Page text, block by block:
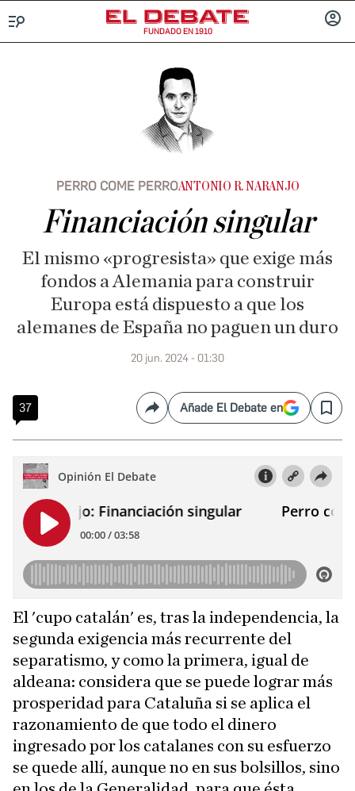
FUNDADO EN 1910
PERRO COME PERROANTONIO R. NARANJO
Financiación singular
El mismo «progresista» que exige más
fondos a Alemania para construir
Europa está dispuesto a que los
alemanes de España no paguen un duro
20 jun. 2024 - 01:30
37 CompartirAñade El Debate en Save
El 'cupo catalán' es, tras la independencia, la
segunda exigencia más recurrente del
separatismo, y como la primera, igual de
aldeana: considera que se puede lograr más
prosperidad para Cataluña si se aplica el
razonamiento de que todo el dinero
ingresado por los catalanes con su esfuerzo
se quede allí, aunque no en sus bolsillos, sino